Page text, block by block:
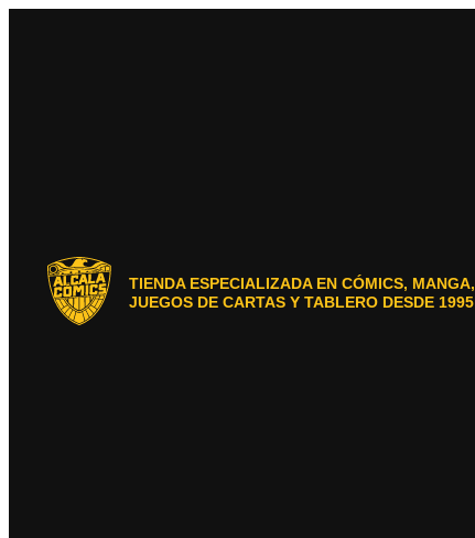
TIENDA ESPECIALIZADA EN CÓMICS, MANGA,
JUEGOS DE CARTAS Y TABLERO DESDE 1995